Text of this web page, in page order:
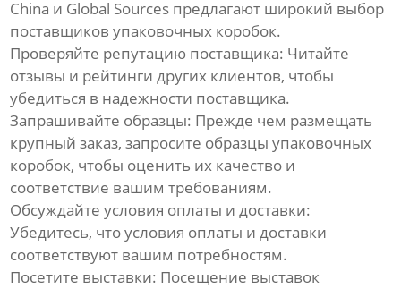
China и Global Sources предлагают широкий выбор
поставщиков упаковочных коробок.
Проверяйте репутацию поставщика: Читайте
отзывы и рейтинги других клиентов, чтобы
убедиться в надежности поставщика.
Запрашивайте образцы: Прежде чем размещать
крупный заказ, запросите образцы упаковочных
коробок, чтобы оценить их качество и
соответствие вашим требованиям.
Обсуждайте условия оплаты и доставки:
Убедитесь, что условия оплаты и доставки
соответствуют вашим потребностям.
Посетите выставки: Посещение выставок